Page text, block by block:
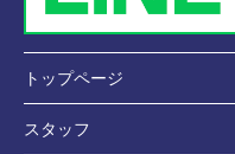
トップページ
スタッフ